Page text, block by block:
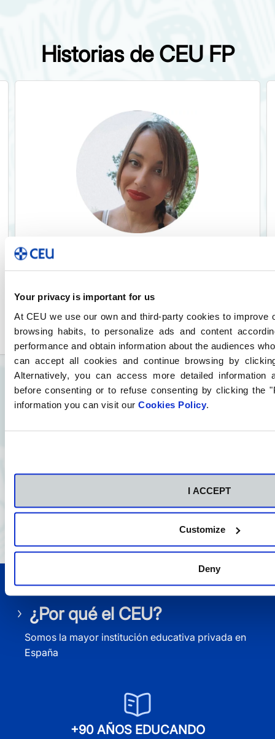
Your privacy is important for us
At CEU we use our own and third-party cookies to improve
browsing habits, to personalize ads and content
performance and obtain information about the audiences
can accept all cookies and continue browsing by
Alternatively, you can access more detailed information
before consenting or to refuse consenting by clicking the
information you can visit our Cookies Policy
I ACCEPT
Customize
Deny
Historias de CEU FP
Mi experiencia personal en cuanto al
centro es muy positiva, el trato con los
tutores y en general el personal te
ayudan en todo y de manera eficaz, en
mi caso empecé con un grado medio y
me gustó tanto su enseñanza que me
decidí por el grado de fp superior
online, a la gente de mi alrededor se lo
¿Por qué el CEU?
Somos la mayor institución educativa privada en
España
+90 AÑOS EDUCANDO